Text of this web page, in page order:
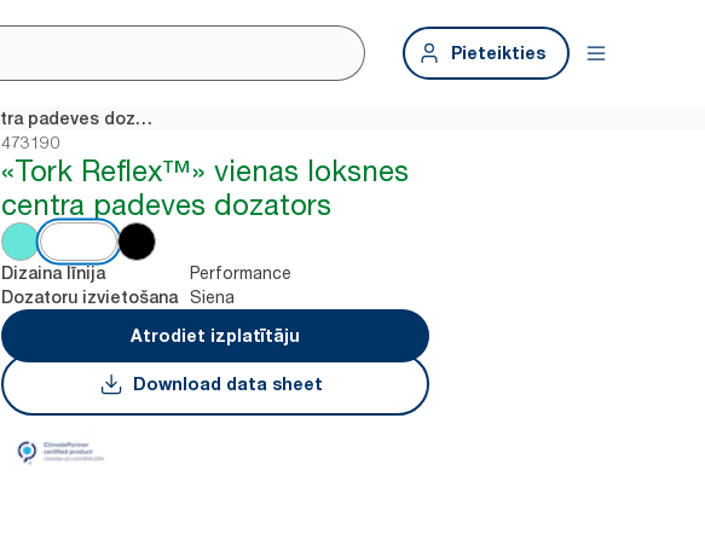
Pieteikties
«Tork Reflex™» vienas loksnes centra padeves dozators
473190
«Tork Reflex™» vienas loksnes
centra padeves dozators
Dizaina līnija Performance
Dozatoru izvietošana
Siena
Atrodiet izplatītāju
Download data sheet